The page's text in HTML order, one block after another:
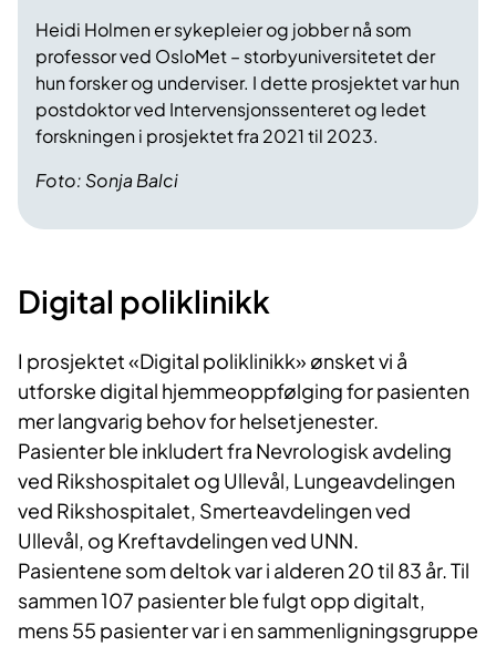
Foto: Sonja Balci
Heidi Holmen er sykepleier og jobber nå som
professor ved OsloMet – storbyuniversitetet der
hun forsker og underviser. I dette prosjektet var hun
postdoktor ved Intervensjonssenteret og ledet
forskningen i prosjektet fra 2021 til 2023.
Digital poliklinikk
I prosjektet «Digital poliklinikk» ønsket vi å
utforske digital hjemmeoppfølging for pasienten
mer langvarig behov for helsetjenester.
Pasienter ble inkludert fra Nevrologisk avdeling
ved Rikshospitalet og Ullevål, Lungeavdelingen
ved Rikshospitalet, Smerteavdelingen ved
Ullevål, og Kreftavdelingen ved UNN.
Pasientene som deltok var i alderen 20 til 83 år. Til
sammen 107 pasienter ble fulgt opp digitalt,
mens 55 pasienter var i en sammenligningsgruppe